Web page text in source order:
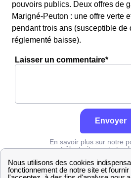
pouvoirs publics. Deux offres de
Marigné-Peuton : une offre verte
pendant trois ans (susceptible de
réglementé baisse).
Laisser un commentaire*
Envoyer
En savoir plus sur notre
contrôle, traitement et